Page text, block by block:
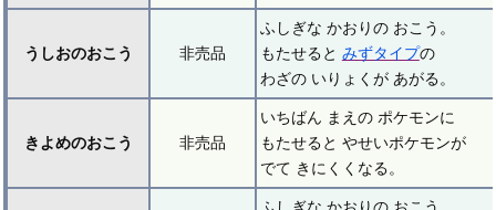
うしおのおこう 非売品
ふしぎな かおりの おこう。
もたせると みずタイプの
わざの いりょくが あがる。
きよめのおこう 非売品
いちばん まえの ポケモンに
もたせると やせいポケモンが
でて きにくくなる。